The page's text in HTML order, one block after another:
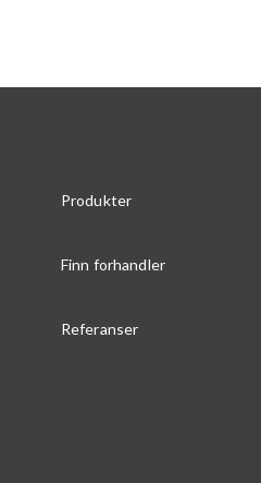
Produkter
Finn forhandler
Referanser